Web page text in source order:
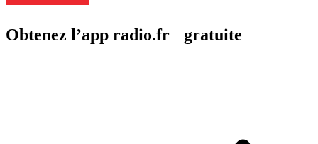
Obtenez l’app radio.fr gratuite